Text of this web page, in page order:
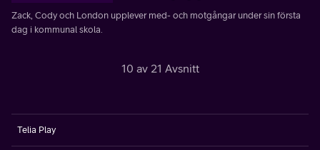
Zack, Cody och London upplever med- och motgångar under sin första
dag i kommunal skola.
10 av 21 Avsnitt
Telia Play